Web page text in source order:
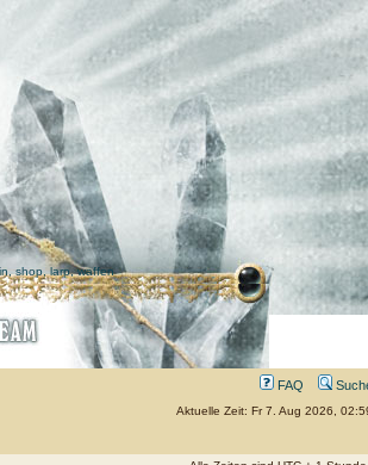
FAQ
Aktuelle Zeit: Fr 7. Aug 2026,